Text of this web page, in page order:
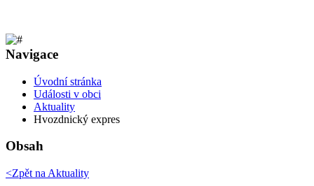
Navigace
Úvodní stránka
Události v obci
Aktuality
Hvozdnický expres
Obsah
<Zpět na Aktuality